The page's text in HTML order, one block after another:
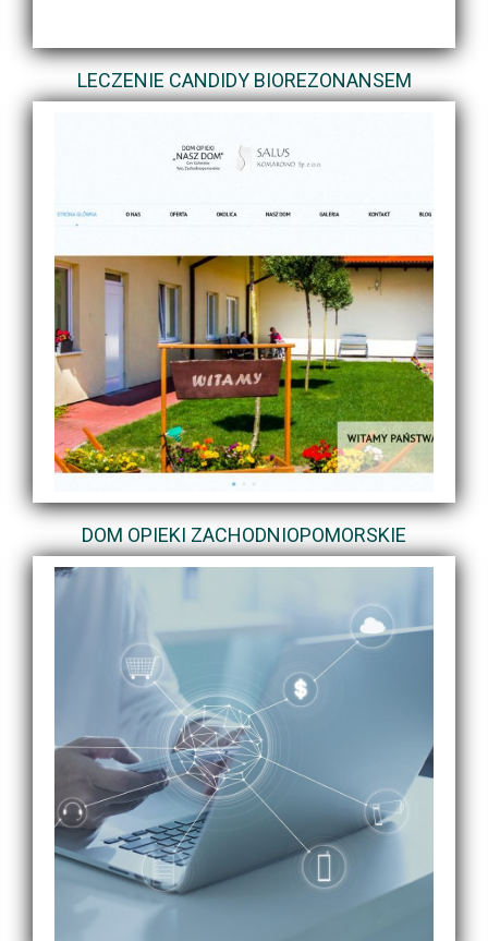
LECZENIE CANDIDY BIOREZONANSEM
DOM OPIEKI ZACHODNIOPOMORSKIE